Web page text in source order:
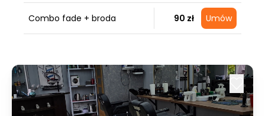
Combo fade + broda 90 zł Umów